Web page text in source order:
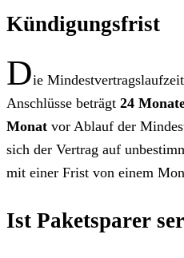
Kündigungsfrist
Die
Anschlüsse beträgt 24
Monat vor Ablauf der
sich der Vertrag auf
mit einer Frist von einem
Ist Paketsparer